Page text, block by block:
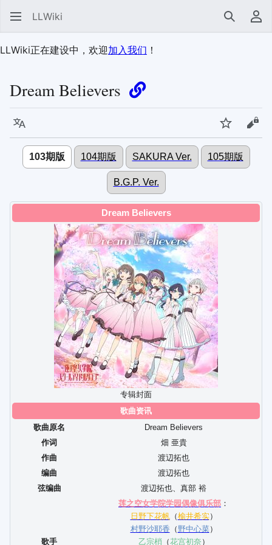
LLWiki 搜索 用
LLWiki正在建设中，欢迎加入我们 ！
Dream Believers
语言 监视 查
103期版 104期版 SAKURA Ver. 105期版
B.G.P. Ver.
Dream Believers
专辑封面
歌曲资讯
歌曲原名
Dream Believers
作词
畑 亜貴
作曲
渡辺拓也
编曲
渡辺拓也
弦编曲
渡辺拓也、 真部 裕
歌手
莲之空女学院学园偶像俱乐部 ：
日野下花帆（榆井希实）
村野沙耶香 （ 野中心菜）
乙宗梢 （花宫初奈 ）